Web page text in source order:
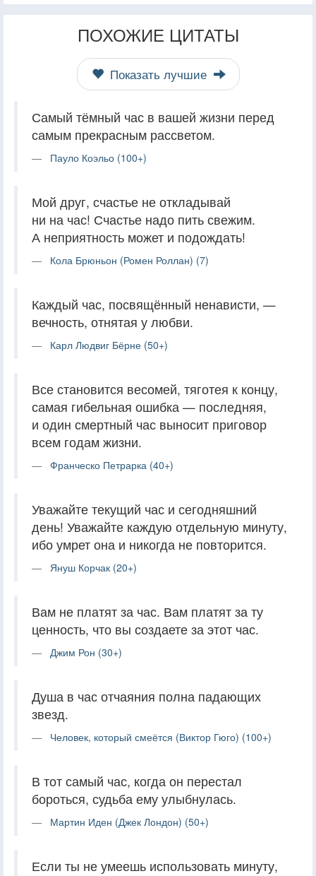
ПОХОЖИЕ ЦИТАТЫ
Показать лучшие
Самый тёмный час в вашей жизни перед
самым прекрасным рассветом.
Пауло Коэльо (100+)
Мой друг, счастье не откладывай
ни на час! Счастье надо пить свежим.
А неприятность может и подождать!
Кола Брюньон (Ромен Роллан) (7)
Каждый час, посвящённый ненависти, —
вечность, отнятая у любви.
Карл Людвиг Бёрне (50+)
Все становится весомей, тяготея к концу,
самая гибельная ошибка — последняя,
и один смертный час выносит приговор
всем годам жизни.
Франческо Петрарка (40+)
Уважайте текущий час и сегодняшний
день! Уважайте каждую отдельную минуту,
ибо умрет она и никогда не повторится.
Януш Корчак (20+)
Вам не платят за час. Вам платят за ту
ценность, что вы создаете за этот час.
Джим Рон (30+)
Душа в час отчаяния полна падающих
звезд.
Человек, который смеётся (Виктор Гюго) (100+)
В тот самый час, когда он перестал
бороться, судьба ему улыбнулась.
Мартин Иден (Джек Лондон) (50+)
Если ты не умеешь использовать минуту,